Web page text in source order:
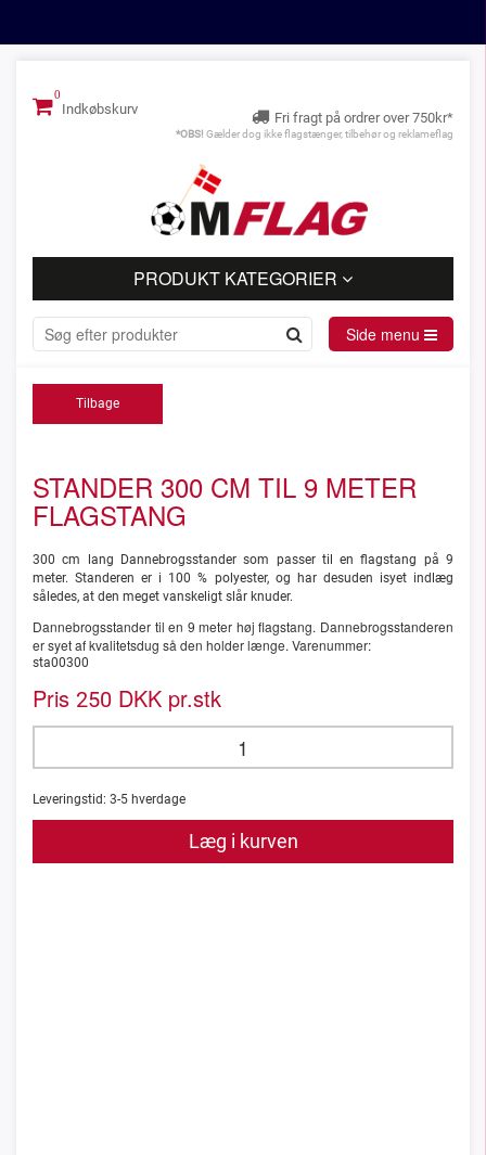
Indkøbskurv
Fri fragt på ordrer over 750kr*
*OBS! Gælder dog ikke flagstænger, tilbehør og reklameflag
PRODUKT KATEGORIER
Side menu
Tilbage
STANDER 300 CM TIL 9 METER
FLAGSTANG
300 cm lang Dannebrogsstander som passer til en flagstang på 9
meter. Standeren er i 100 % polyester, og har desuden isyet indlæg
således, at den meget vanskeligt slår knuder.
Dannebrogsstander til en 9 meter høj flagstang. Dannebrogsstanderen
er syet af kvalitetsdug så den holder længe. Varenummer:
sta00300
Pris 250 DKK pr.stk
Leveringstid: 3-5 hverdage
Læg i kurven